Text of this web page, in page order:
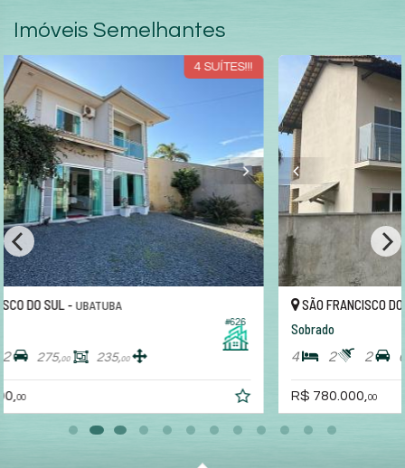
Imóveis Semelhantes
SÃO FRANCISCO DO SUL -
4 2 2